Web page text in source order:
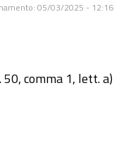
05/03/2025 - 12:16
comma 1, lett. a)